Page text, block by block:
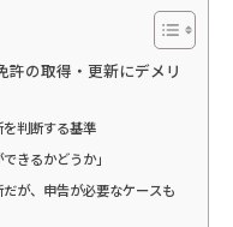
許の取得・更新にデメリ
判断する基準
きるかどうか」
が、申告が必要なケースも